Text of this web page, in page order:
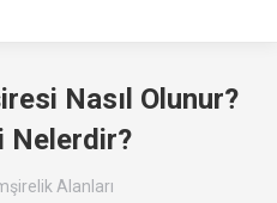
Nasıl Olunur?
Nelerdir?
Alanları